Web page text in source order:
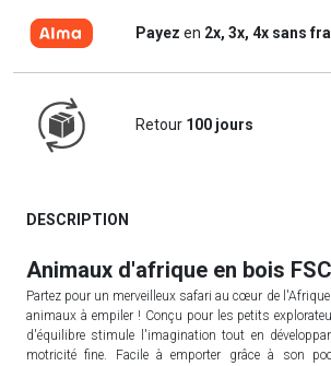
Payez en 2x, 3x, 4x sans
Retour 100 jours
DESCRIPTION
Animaux d'afrique en bois
Partez pour un merveilleux safari au cœur de l'Afrique
animaux à empiler ! Conçu pour les petits
d'équilibre stimule l'imagination tout en
motricité fine. Facile à emporter grâce à son